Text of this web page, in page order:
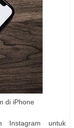
di iPhone
Instagram untuk